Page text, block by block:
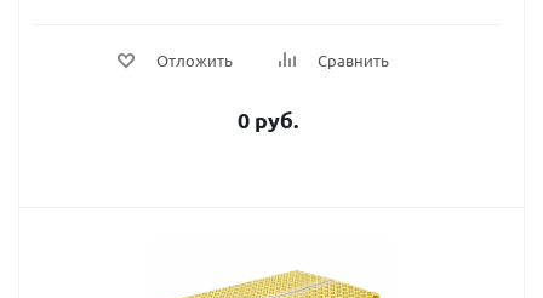
Отложить Сравнить
0 руб.